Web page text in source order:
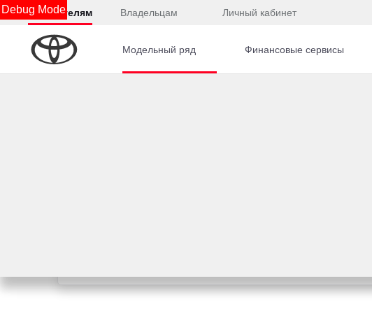
Debug Mode
Покупателям Владельцам Личный кабинет
Модельный ряд Финансовые сервисы